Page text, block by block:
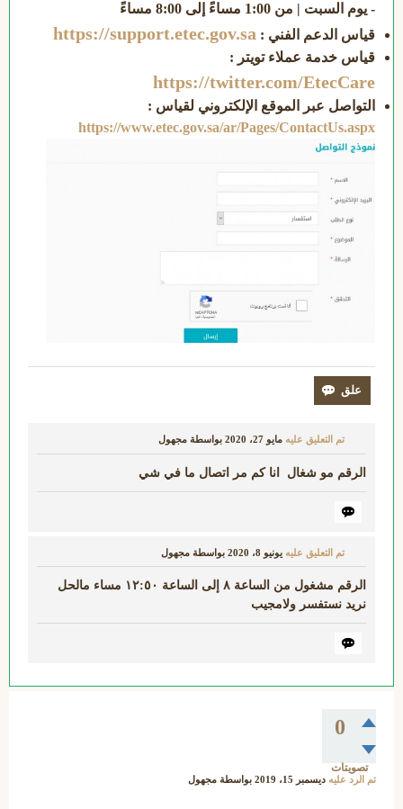
- يوم السبت | من 1:00 مساءً إلى 8:00 مساءً
قياس الدعم الفني : https://support.etec.gov.sa
قياس خدمة عملاء تويتر :
https://twitter.com/EtecCare
التواصل عبر الموقع الإلكتروني لقياس :
https://www.etec.gov.sa/ar/Pages/ContactUs.aspx
تم التعليق عليه مايو 27، 2020 بواسطة مجهول
الرقم مو شغال انا كم مر اتصال ما في شي
تم التعليق عليه يونيو 8، 2020 بواسطة مجهول
الرقم مشغول من الساعة ٨ إلى الساعة ١٢:٥٠ مساء مالحل
نريد نستفسر ولامجيب
0
تصويتات
تم الرد عليه ديسمبر 15، 2019 بواسطة مجهول